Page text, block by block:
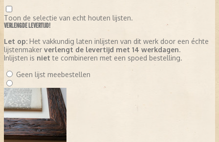
Toon de selectie van echt houten lijsten.
VERLENGDE LEVERTIJD!
Let op: Het vakkundig laten inlijsten van dit werk door een échte
lijstenmaker verlengt de levertijd met 14 werkdagen.
Inlijsten is niet te combineren met een spoed bestelling.
Geen lijst meebestellen